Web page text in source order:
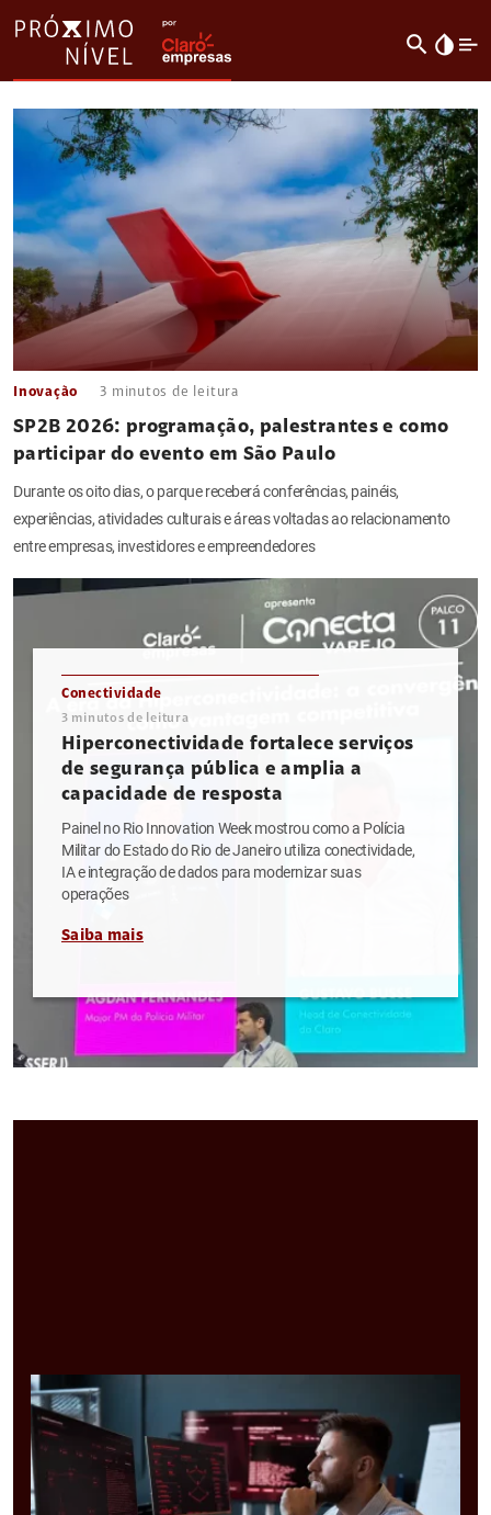
search invert_colors
Inovação 3 minutos de leitura
SP2B 2026: programação, palestrantes e como
participar do evento em São Paulo
Durante os oito dias, o parque receberá conferências, painéis,
experiências, atividades culturais e áreas voltadas ao relacionamento
entre empresas, investidores e empreendedores
Conectividade
3 minutos de leitura
Hiperconectividade fortalece serviços
de segurança pública e amplia a
capacidade de resposta
Painel no Rio Innovation Week mostrou como a Polícia
Militar do Estado do Rio de Janeiro utiliza conectividade,
IA e integração de dados para modernizar suas
operações
Saiba mais